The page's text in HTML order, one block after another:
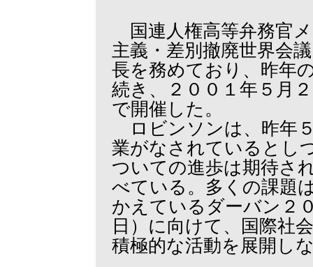
国連人権高等弁務官
主義・差別撤廃世界会
長を務めており、昨年
続き、２００１年５月
で開催した。
ロビンソンは、昨年
業がなされているとし
ついての進歩は期待さ
べている。多くの課題
かえているダーバン２
日）に向けて、国際社
積極的な活動を展開し